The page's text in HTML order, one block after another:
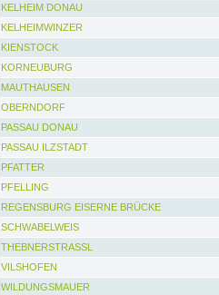
KELHEIM DONAU
KELHEIMWINZER
KIENSTOCK
KORNEUBURG
MAUTHAUSEN
OBERNDORF
PASSAU DONAU
PASSAU ILZSTADT
PFATTER
PFELLING
REGENSBURG EISERNE BRÜCKE
SCHWABELWEIS
THEBNERSTRASSL
VILSHOFEN
WILDUNGSMAUER